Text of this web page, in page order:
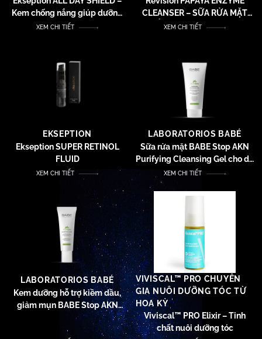
Kem chống nắng giúp dưỡng
ẩm và giúp da mịn màng, căng
XEM CHI TIẾT
CLEANSER – SỮA RỬA MẶT
TẨY TẾ BÀO CHẾT NHẸ
XEM CHI TIẾT
EKSEPTION
Ekseption SUPER RETINOL
FLUID
XEM CHI TIẾT
LABORATORIOS BABÉ
Sữa rửa mặt BABE Stop AKN
Purifying Cleansing Gel cho da
dầu mụn
XEM CHI TIẾT
LABORATORIOS BABÉ
Kem dưỡng hỗ trợ kiềm dầu,
giảm mụn BABE Stop AKN
Mattifying Fluid
VIVISCAL™ PRO CHUYÊN
GIA NUÔI DƯỠNG TÓC TỪ
HOA KỲ
Viviscal™ PRO Elixir – Tinh
chất nuôi dưỡng tóc